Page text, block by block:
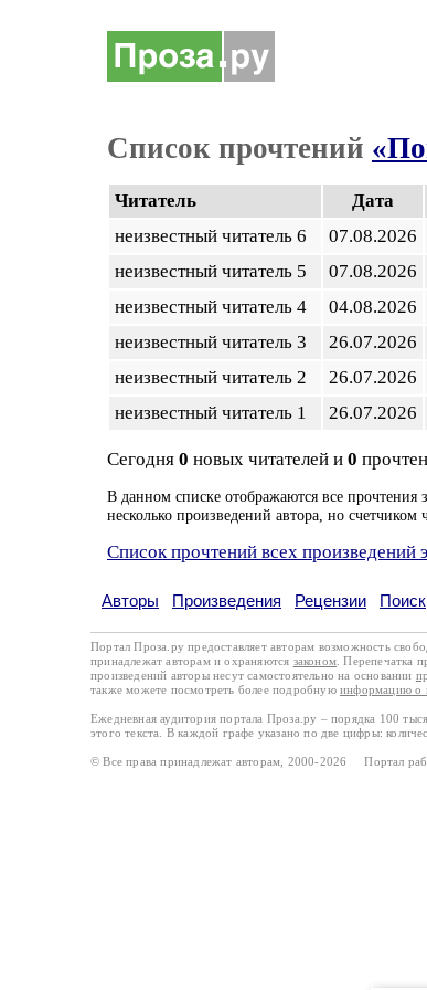
Список прочтений
Читатель Дата
неизвестный читатель 6
07.08.2026
неизвестный читатель 5
07.08.2026
неизвестный читатель 4
04.08.2026
неизвестный читатель 3
26.07.2026
неизвестный читатель 2
26.07.2026
неизвестный читатель 1
26.07.2026
Сегодня 0 новых читателей и 0
В данном списке отображаются все прочтения
несколько произведений автора, но счетчиком
Список прочтений всех произведений
Авторы Произведения Рецензии Поиск
Портал Проза.ру предоставляет авторам возможность
принадлежат авторам и охраняются законом . Перепечатка
произведений авторы несут самостоятельно на основании
также можете посмотреть более подробную информацию о
Ежедневная аудитория портала Проза.ру – порядка 100
этого текста. В каждой графе указано по две цифры:
© Все права принадлежат авторам, 2000-2026 Портал